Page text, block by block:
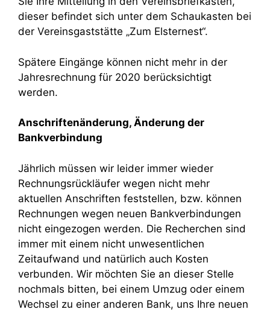
dieser befindet sich unter dem Schaukasten bei
der Vereinsgaststätte „Zum Elsternest“.
Spätere Eingänge können nicht mehr in der
Jahresrechnung für 2020 berücksichtigt
werden.
Anschriftenänderung, Änderung der
Bankverbindung
Jährlich müssen wir leider immer wieder
Rechnungsrückläufer wegen nicht mehr
aktuellen Anschriften feststellen, bzw. können
Rechnungen wegen neuen Bankverbindungen
nicht eingezogen werden. Die Recherchen sind
immer mit einem nicht unwesentlichen
Zeitaufwand und natürlich auch Kosten
verbunden. Wir möchten Sie an dieser Stelle
nochmals bitten, bei einem Umzug oder einem
Wechsel zu einer anderen Bank, uns Ihre neuen